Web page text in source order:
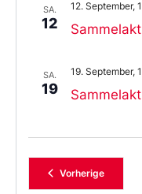
SA.
12
12. September,
SA.
19
19. September,
Vorherige